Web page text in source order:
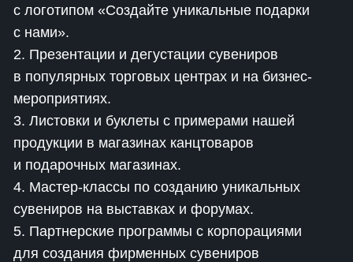
с логотипом «Создайте уникальные подарки
с нами».
2. Презентации и дегустации сувениров
в популярных торговых центрах и на бизнес-
мероприятиях.
3. Листовки и буклеты с примерами нашей
продукции в магазинах канцтоваров
и подарочных магазинах.
4. Мастер-классы по созданию уникальных
сувениров на выставках и форумах.
5. Партнерские программы с корпорациями
для создания фирменных сувениров